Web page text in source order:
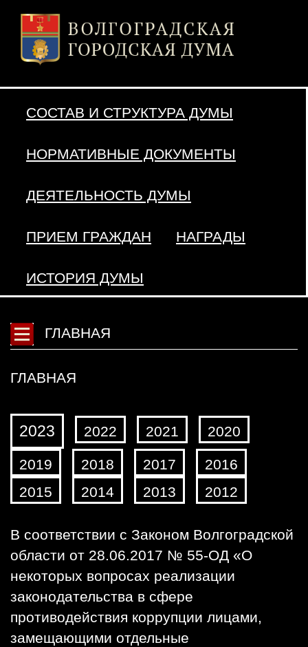
СОСТАВ И СТРУКТУРА ДУМЫ
НОРМАТИВНЫЕ ДОКУМЕНТЫ
ДЕЯТЕЛЬНОСТЬ ДУМЫ
ПРИЕМ ГРАЖДАН НАГРАДЫ
ИСТОРИЯ ДУМЫ
ГЛАВНАЯ
ГЛАВНАЯ
2023 2022 2021
2020
2019
2018 2017
2016
2015
2014 2013 2012
​В соответствии с Законом Волгоградской
области от 28.06.2017 № 55-ОД «О
некоторых вопросах реализации
законодательства в сфере
противодействия коррупции лицами,
замещающими отдельные